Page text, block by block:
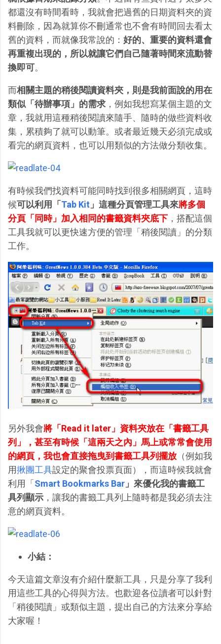
都還沒有時間看時，我就會把過舊的日期資料夾的資
料刪除，因為就算你不刪通常也不會有時間回去看太
舊的資料，而就像我常說的： 好的、重要的資料還會
再重複出現的，所以就讓它們自己隨著時間來流動替
換即可。
而相關主題的稍後閱讀資料夾，則是我前面說的用在
類似「待辦事項」的需求 ，例如我想寫某個主題的文
章，我就用這種稍後閱讀來隨手、隨時的做些資料收
集，累積夠了就可以動筆。或者最近幾天必須完成或
看完的網頁資料，也可以用類似的方法做分類收集。
有時候我們找資料可能同時找到很多相關網頁，這時
候可以利用「 Tab Kit 」這種分頁管理工具來將多個
分頁「同時」加入相同的書籤資料夾底下 ，搭配這個
工具我就可以更快速方便的管理「稍後閱讀」的分類
工作。
另外我會將「Read it later」資料夾放在「書籤工具
列」，甚至有時候「這兩天之內」馬上或常常會使用
的網頁，我也會直接拖曳到書籤工具列擺放 （例如我
用揪團工具設定的聚會投票頁面），而這時候我就會
利用「Smart Bookmarks Bar 」來優化我的書籤工
具列顯示 ，讓我的書籤工具列上隨時都是我必須去注
意的網頁資料。
小結：
今天這篇文章沒有介紹什麼新工具，只是分享了我利
用這些工具的心得與方法。也歡迎各位讀者可以針對
「稍後閱讀」或類似主題，提出自己的方法來分享給
大家喔！